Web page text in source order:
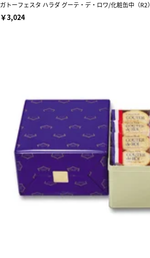
ガトーフェスタ ハラダ グーテ・デ・ロワ/化粧缶中（R2）
￥3,024